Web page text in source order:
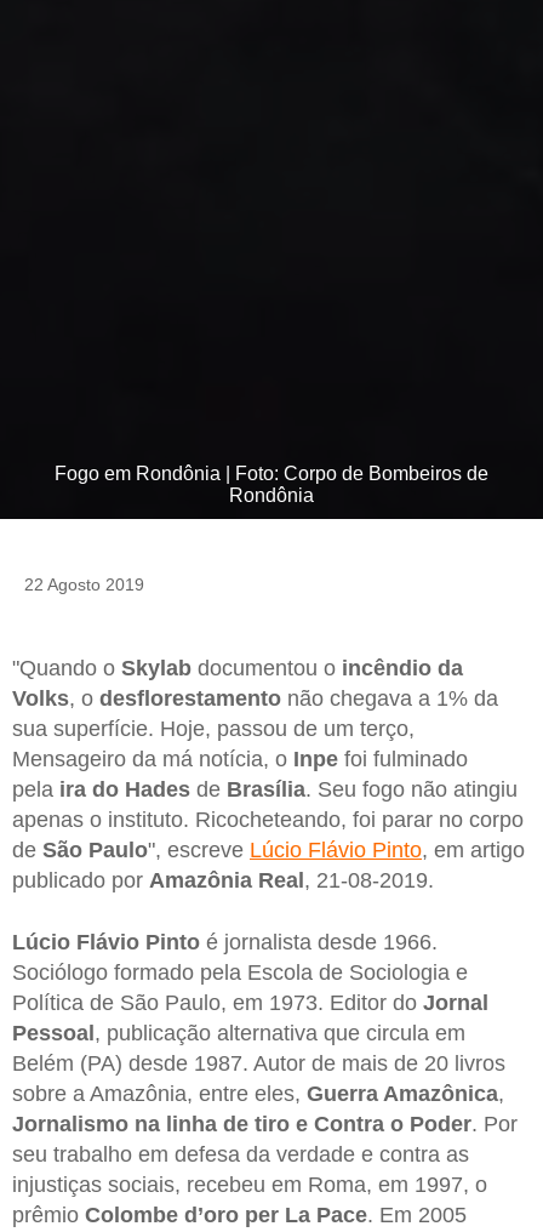
Fogo em Rondônia | Foto: Corpo de Bombeiros de
Rondônia
22 Agosto 2019
"Quando o Skylab documentou o incêndio da
Volks, o desflorestamento não chegava a 1% da
sua superfície. Hoje, passou de um terço,
Mensageiro da má notícia, o Inpe foi fulminado
pela ira do Hades de Brasília. Seu fogo não atingiu
apenas o instituto. Ricocheteando, foi parar no corpo
de São Paulo", escreve Lúcio Flávio Pinto, em artigo
publicado por Amazônia Real, 21-08-2019.
Lúcio Flávio Pinto é jornalista desde 1966.
Sociólogo formado pela Escola de Sociologia e
Política de São Paulo, em 1973. Editor do Jornal
Pessoal , publicação alternativa que circula em
Belém (PA) desde 1987. Autor de mais de 20 livros
sobre a Amazônia, entre eles, Guerra Amazônica,
Jornalismo na linha de tiro e Contra o Poder. Por
seu trabalho em defesa da verdade e contra as
injustiças sociais, recebeu em Roma, em 1997, o
prêmio Colombe d’oro per La Pace. Em 2005